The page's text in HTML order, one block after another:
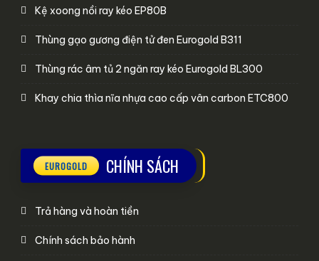
Kệ xoong nồi ray kéo EP80B
Thùng gạo gương điện tử đen Eurogold B311
Thùng rác âm tủ 2 ngăn ray kéo Eurogold BL300
Khay chia thìa nĩa nhựa cao cấp vân carbon ETC800
CHÍNH SÁCH
Trả hàng và hoàn tiền
Chính sách bảo hành